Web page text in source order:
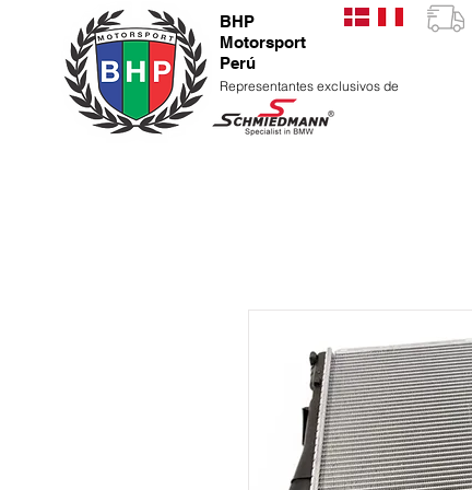
BHP
Motorsport
Perú
Representantes exclusivos de